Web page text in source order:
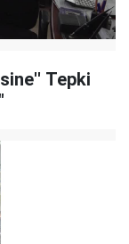
Tepki